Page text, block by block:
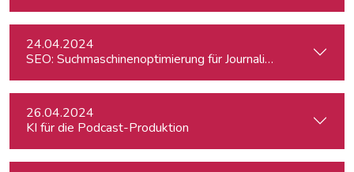
24.04.2024
SEO: Suchmaschinenoptimierung für Journalist:innen
26.04.2024
KI für die Podcast-Produktion